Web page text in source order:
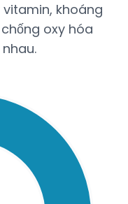
khoáng
oxy hóa